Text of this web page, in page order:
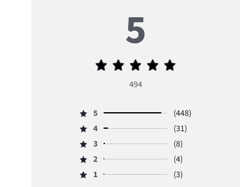
5
Średnia
5
494
Ocena
5,
ilość
głosów
5
(448)
Ocena
4,
ilość
głosów
4
(31)
Ocena
3,
ilość
3
(8)
Ocena
2,
2
(4)
Ocena
1 (3)